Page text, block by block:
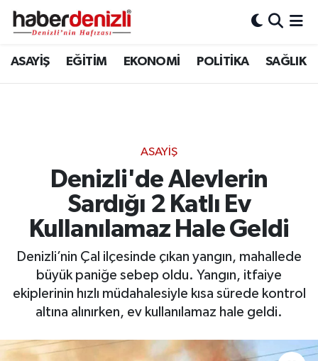
ASAYİŞ EĞİTİM EKONOMİ POLİTİKA SAĞLIK
ASAYİŞ
Denizli'de Alevlerin
Sardığı 2 Katlı Ev
Kullanılamaz Hale Geldi
Denizli’nin Çal ilçesinde çıkan yangın, mahallede
büyük paniğe sebep oldu. Yangın, itfaiye
ekiplerinin hızlı müdahalesiyle kısa sürede kontrol
altına alınırken, ev kullanılamaz hale geldi.
Denizli Nöbetçi Eczaneler
Tüm Manşetler
Son Dakika Haberleri
Haber Arşivi